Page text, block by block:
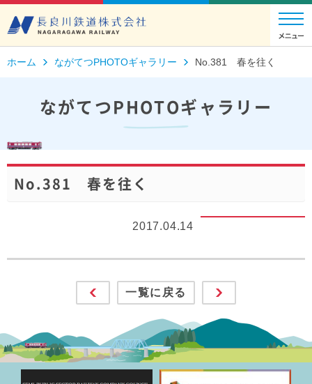
ホーム ながてつPHOTOギャラリー No.381 春を往く
ながてつPHOTOギャラリー
No.381 春を往く
2017.04.14
一覧に戻る